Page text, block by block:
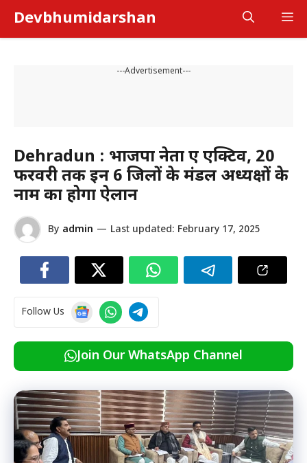
content
Devbhumidarshan
---Advertisement---
Dehradun : भाजपा नेता हुए एक्टिव, 20
फरवरी तक इन 6 जिलों के मंडल अध्यक्षों के
नाम का होगा ऐलान
By admin — Last updated: February 17, 2025
Follow Us
Join Our WhatsApp Channel